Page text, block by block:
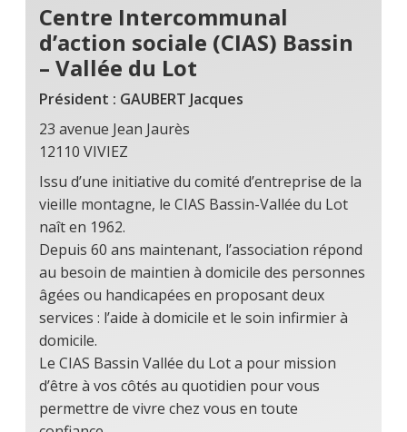
Centre Intercommunal
d’action sociale (CIAS) Bassin
– Vallée du Lot
Président : GAUBERT Jacques
23 avenue Jean Jaurès
12110 VIVIEZ
Issu d’une initiative du comité d’entreprise de la
vieille montagne, le CIAS Bassin-Vallée du Lot
naît en 1962.
Depuis 60 ans maintenant, l’association répond
au besoin de maintien à domicile des personnes
âgées ou handicapées en proposant deux
services : l’aide à domicile et le soin infirmier à
domicile.
Le CIAS Bassin Vallée du Lot a pour mission
d’être à vos côtés au quotidien pour vous
permettre de vivre chez vous en toute